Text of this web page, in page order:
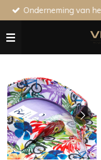
Ga
direct
naar
Onderneming van